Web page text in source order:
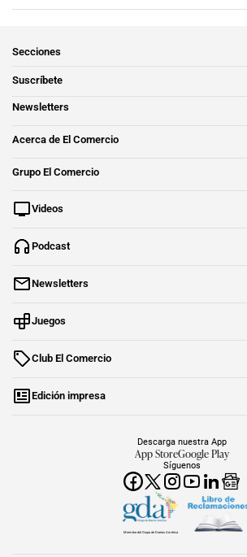
Secciones
Suscríbete
Newsletters
Acerca de El Comercio
Grupo El Comercio
Videos
Podcast
Newsletters
Juegos
Club El Comercio
Edición impresa
Síguenos
Descarga nuestra App
App StoreGoogle Play
Miembro del Grupo de Diarios América